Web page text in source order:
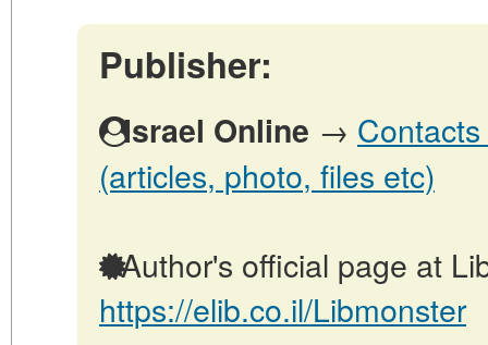
Publisher:
Israel Online →
(articles, photo, files etc)
Author's official page at
https://elib.co.il/Libmonster